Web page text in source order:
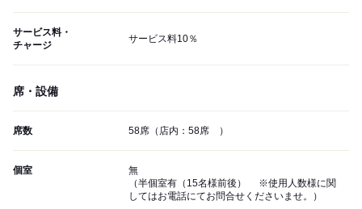
サービス料・
チャージ
サービス料10％
席・設備
席数 58席（店内：58席 ）
個室
無
（半個室有（15名様前後） ※使用人数様に関
してはお電話にてお問合せくださいませ。）